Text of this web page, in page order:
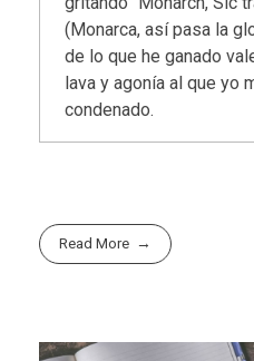
(Monarca, así pasa la
de lo que he ganado
lava y agonía al que yo
condenado.
Read More